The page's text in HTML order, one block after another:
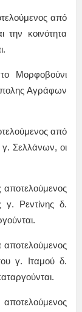
από
κοινότητα
Μορφοβούνι
Αγράφων
από
Σελλάνων, οι
Ρεντίνης δ.
αποτελούμενος
γ. Ιταμού δ.